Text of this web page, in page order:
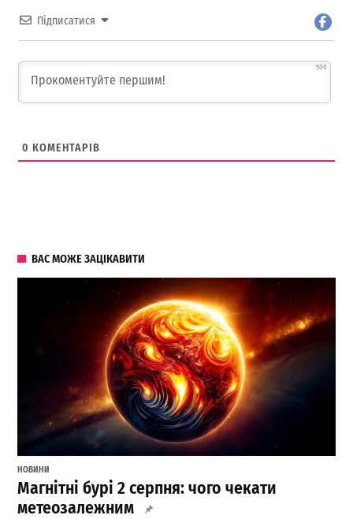
Підписатися
500
0 КОМЕНТАРІВ
ВАС МОЖЕ ЗАЦІКАВИТИ
НОВИНИ
Магнітні бурі 2 серпня: чого чекати
метеозалежним